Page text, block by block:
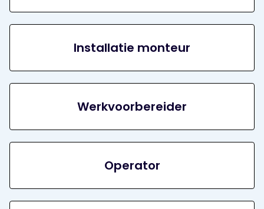
Installatie monteur
Werkvoorbereider
Operator